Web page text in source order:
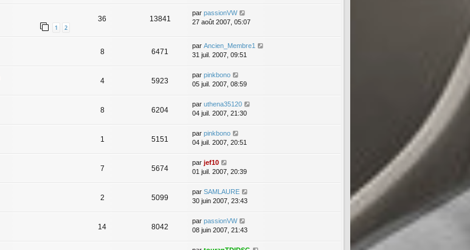
1 2
36 13841
par passionVW
27 août 2007, 05:07
8 6471
par Ancien_Membre1
31 juil. 2007, 09:51
4 5923
par pinkbono
05 juil. 2007, 08:59
8 6204
par uthena35120
04 juil. 2007, 21:30
1 5151
par pinkbono
04 juil. 2007, 20:51
7 5674
par jef10
01 juil. 2007, 20:39
2 5099
par SAMLAURE
30 juin 2007, 23:43
14 8042
par passionVW
08 juin 2007, 21:43